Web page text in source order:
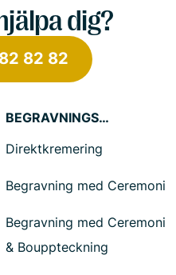
dig?
82 82
BEGRAVNINGSTJÄNSTER
Direktkremering
Begravning med Ceremoni
Begravning med Ceremoni
& Bouppteckning